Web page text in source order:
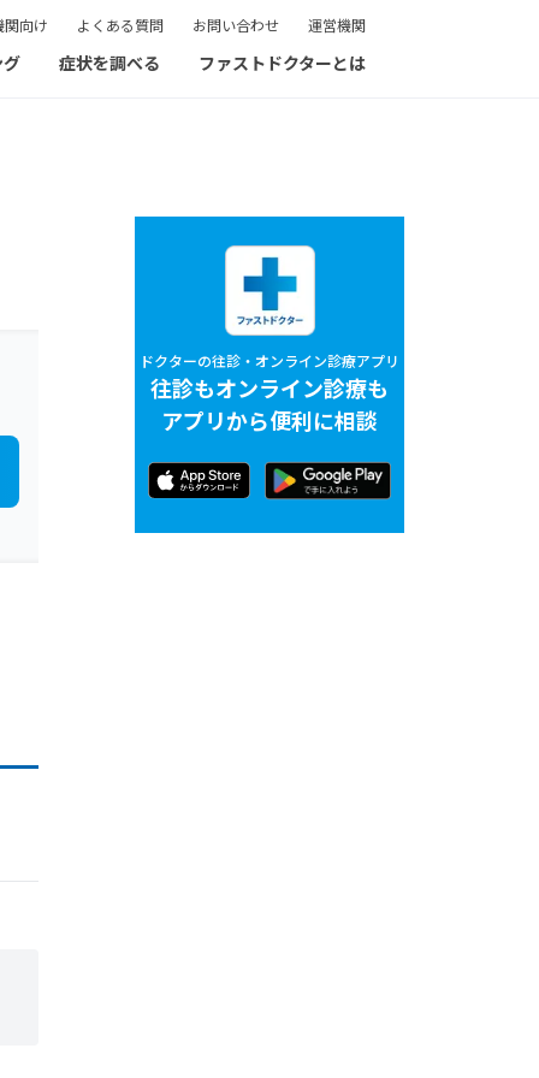
関向け よくある質問 お問い合わせ 運営機関
症状を調べる ファストドクターとは
ドクターの往診・オンライン診療アプリ
往診もオンライン診療も
アプリから便利に相談